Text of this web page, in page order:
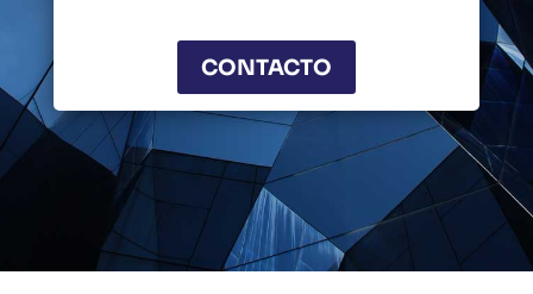
CONTACTO